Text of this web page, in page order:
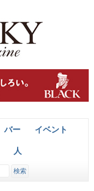
バー イベント
人